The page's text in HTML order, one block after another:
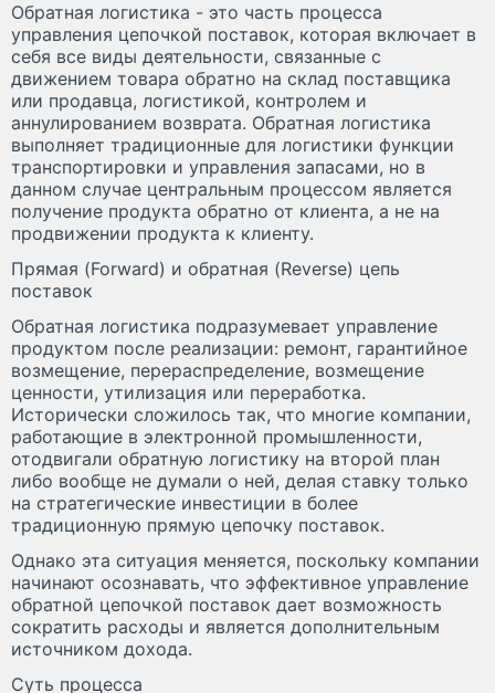
Обратная логистика - это часть процесса
управления цепочкой поставок, которая включает в
себя все виды деятельности, связанные с
движением товара обратно на склад поставщика
или продавца, логистикой, контролем и
аннулированием возврата. Обратная логистика
выполняет традиционные для логистики функции
транспортировки и управления запасами, но в
данном случае центральным процессом является
получение продукта обратно от клиента, а не на
продвижении продукта к клиенту.
Прямая (Forward) и обратная (Reverse) цепь
поставок
Обратная логистика подразумевает управление
продуктом после реализации: ремонт, гарантийное
возмещение, перераспределение, возмещение
ценности, утилизация или переработка.
Исторически сложилось так, что многие компании,
работающие в электронной промышленности,
отодвигали обратную логистику на второй план
либо вообще не думали о ней, делая ставку только
на стратегические инвестиции в более
традиционную прямую цепочку поставок.
Однако эта ситуация меняется, поскольку компании
начинают осознавать, что эффективное управление
обратной цепочкой поставок дает возможность
сократить расходы и является дополнительным
источником дохода.
Суть процесса